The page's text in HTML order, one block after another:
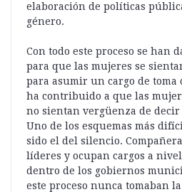
elaboración de políticas
género.
Con todo este proceso se han
para que las mujeres se
para asumir un cargo de toma
ha contribuido a que las
no sientan vergüenza de
Uno de los esquemas más
sido el del silencio.
líderes y ocupan cargos a
dentro de los gobiernos
este proceso nunca tomaban